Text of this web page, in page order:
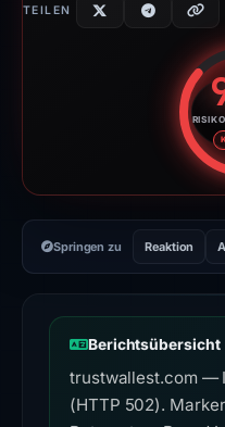
TEILEN
Springen zu Reaktion
Berichtsübersicht
trustwallest.com —
(HTTP 502).